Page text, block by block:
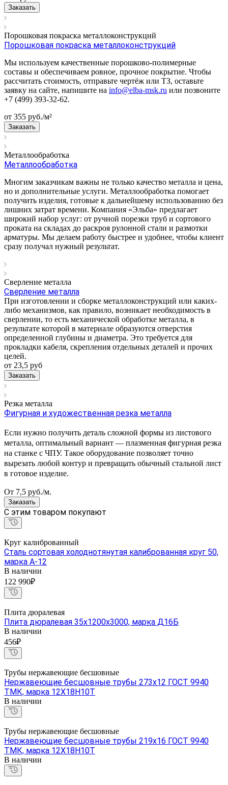
Заказать
Порошковая покраска металлоконструкций
Порошковая покраска металлоконструкций
Мы используем качественные порошково-полимерные
составы и обеспечиваем ровное, прочное покрытие. Чтобы
рассчитать стоимость, отправьте чертёж или ТЗ, оставьте
заявку на сайте, напишите на info@elba-msk.ru или позвоните
+7 (499) 393-32-62.
от 355 руб./м²
Заказать
Металлообработка
Металлообработка
Многим заказчикам важны не только качество металла и цена,
но и дополнительные услуги. Металлообработка помогает
получить изделия, готовые к дальнейшему использованию без
лишних затрат времени. Компания «Эльба» предлагает
широкий набор услуг: от ручной порезки труб и сортового
проката на складах до раскроя рулонной стали и размотки
арматуры. Мы делаем работу быстрее и удобнее, чтобы клиент
сразу получал нужный результат.
Сверление металла
Сверление металла
При изготовлении и сборке металлоконструкций или каких-
либо механизмов, как правило, возникает необходимость в
сверлении, то есть механической обработке металла, в
результате которой в материале образуются отверстия
определенной глубины и диаметра. Это требуется для
прокладки кабеля, скрепления отдельных деталей и прочих
целей.
от 23,5 руб
Заказать
Резка металла
Фигурная и художественная резка металла
Если нужно получить деталь сложной формы из листового
металла, оптимальный вариант — плазменная фигурная резка
на станке с ЧПУ. Такое оборудование позволяет точно
вырезать любой контур и превращать обычный стальной лист
в готовое изделие.
От 7,5 руб./м.
Заказать
C этим товаром покупают
Круг калиброванный
Сталь сортовая холоднотянутая калиброванная круг 50,
марка А-12
В наличии
122 990₽
Плита дюралевая
Плита дюралевая 35х1200х3000, марка Д16Б
В наличии
456₽
Трубы нержавеющие бесшовные
Нержавеющие бесшовные трубы 273х12 ГОСТ 9940
ТМК, марка 12Х18Н10Т
В наличии
Трубы нержавеющие бесшовные
Нержавеющие бесшовные трубы 219х16 ГОСТ 9940
ТМК, марка 12Х18Н10Т
В наличии